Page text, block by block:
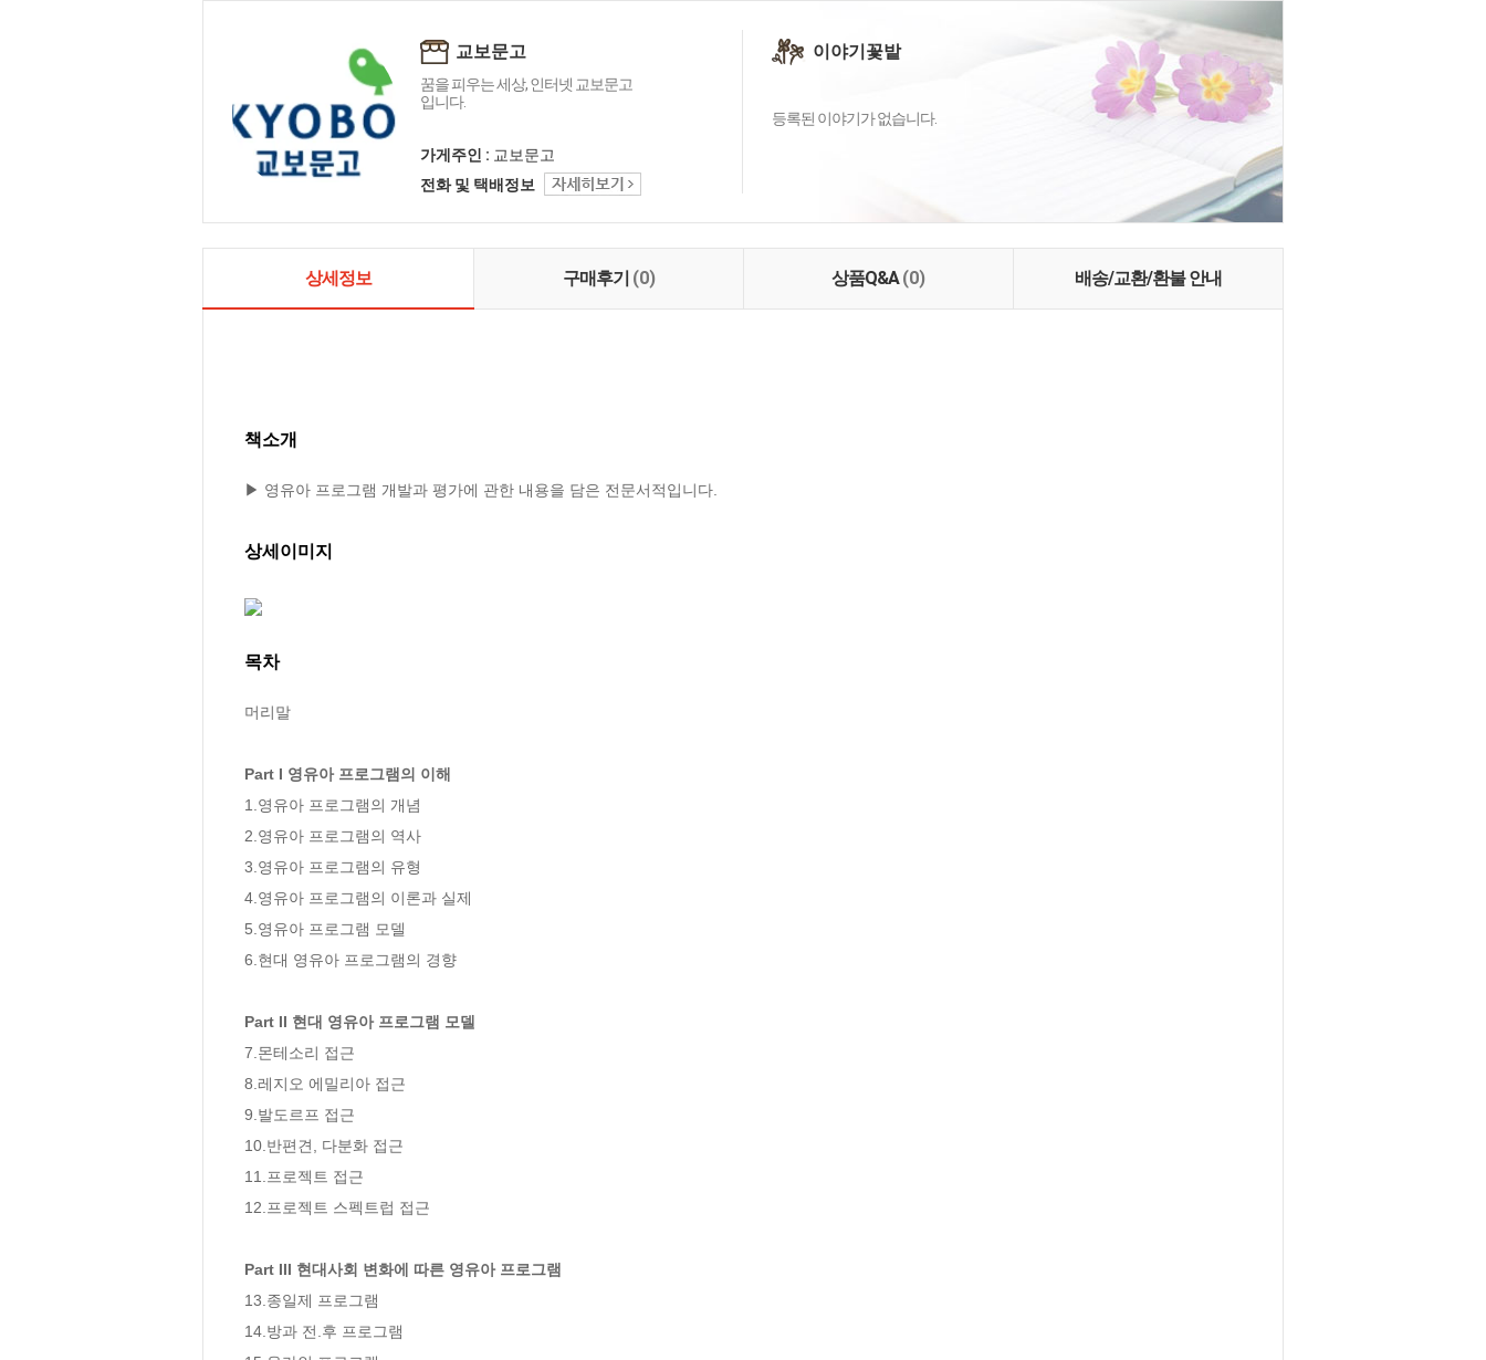
교보문고
꿈을 피우는 세상, 인터넷 교보문고
입니다.
가게주인 : 교보문고
전화 및 택배정보
이야기꽃밭
등록된 이야기가 없습니다.
상세정보 구매후기 (0) 상품Q&A(0) 배송/교환/환불 안내
책소개
▶ 영유아 프로그램 개발과 평가에 관한 내용을 담은 전문서적입니다.
상세이미지
목차
머리말
Part I 영유아 프로그램의 이해
1.영유아 프로그램의 개념
2.영유아 프로그램의 역사
3.영유아 프로그램의 유형
4.영유아 프로그램의 이론과 실제
5.영유아 프로그램 모델
6.현대 영유아 프로그램의 경향
Part II 현대 영유아 프로그램 모델
7.몬테소리 접근
8.레지오 에밀리아 접근
9.발도르프 접근
10.반편견, 다분화 접근
11.프로젝트 접근
12.프로젝트 스펙트럽 접근
Part III 현대사회 변화에 따른 영유아 프로그램
13.종일제 프로그램
14.방과 전.후 프로그램